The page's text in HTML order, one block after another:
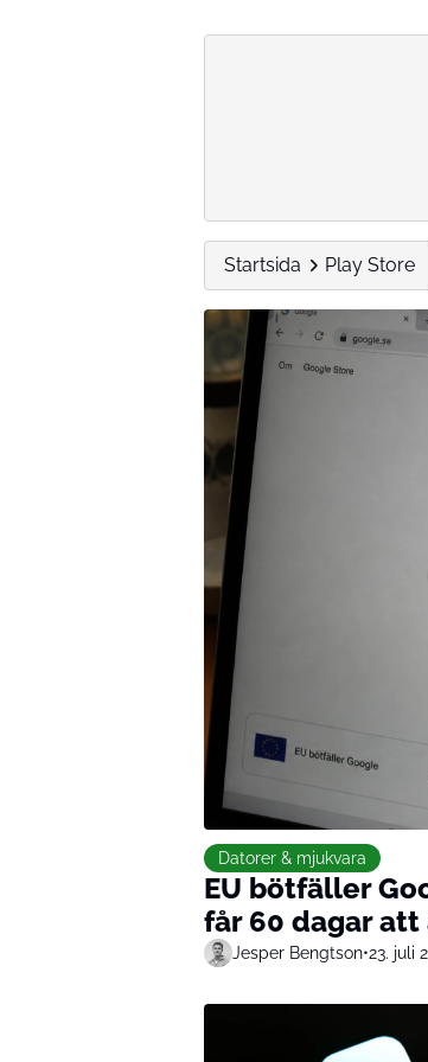
Startsida Play Store
Datorer & mjukvara
EU bötfäller
får 60 dagar att
Jesper Bengtson•23. juli